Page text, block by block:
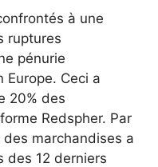
à une
ruptures
pénurie
Europe. Ceci a
20% des
Redspher. Par
marchandises a
des 12 derniers